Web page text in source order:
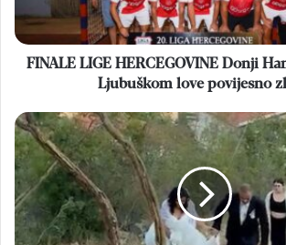
Ljubuškom
love
povijesno
FINALE LIGE HERCEGOVINE Donji
Ljubuškom love povijesno
MEĐUGORJE
Nakon
sudbonosng
"DA"
mladenci
se
uputili